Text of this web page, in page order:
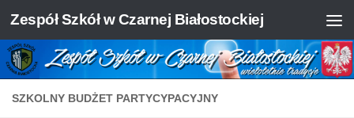
Skip to content
Zespół Szkół w Czarnej Białostockiej
SZKOLNY BUDŻET PARTYCYPACYJNY